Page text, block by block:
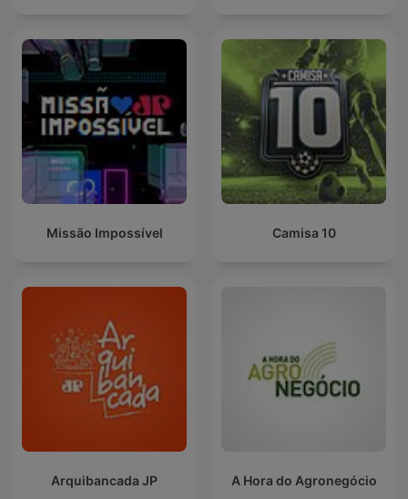
Missão Impossível Camisa 10
Arquibancada JP A Hora do Agronegócio